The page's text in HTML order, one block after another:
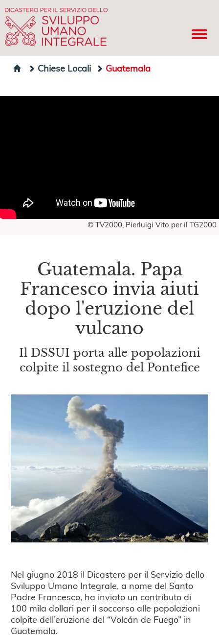
Chiese Locali Guatemala
© TV2000, Pierluigi Vito per il TG2000
Guatemala. Papa
Francesco invia aiuti
dopo l'eruzione del
vulcano
Il DSSUI porta alle popolazioni
colpite il sostegno del Pontefice
Nel giugno 2018 il Dicastero per il Servizio dello
Sviluppo Umano Integrale, a nome del Santo
Padre Francesco, ha inviato un contributo di
100 mila dollari per il soccorso alle popolazioni
colpite dell’eruzione del “Volcán de Fuego” in
Guatemala.